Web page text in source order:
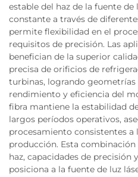
estable del haz de la fuente
constante a través de
permite flexibilidad en el
requisitos de precisión. Las
benefician de la superior
precisa de orificios de
turbinas, logrando geometrías
rendimiento y eficiencia del
fibra mantiene la estabilidad
largos períodos operativos,
procesamiento consistentes a
producción. Esta
haz, capacidades de precisión
posiciona a la fuente de luz